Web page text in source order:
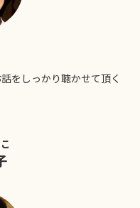
をしっかり聴かせて頂く